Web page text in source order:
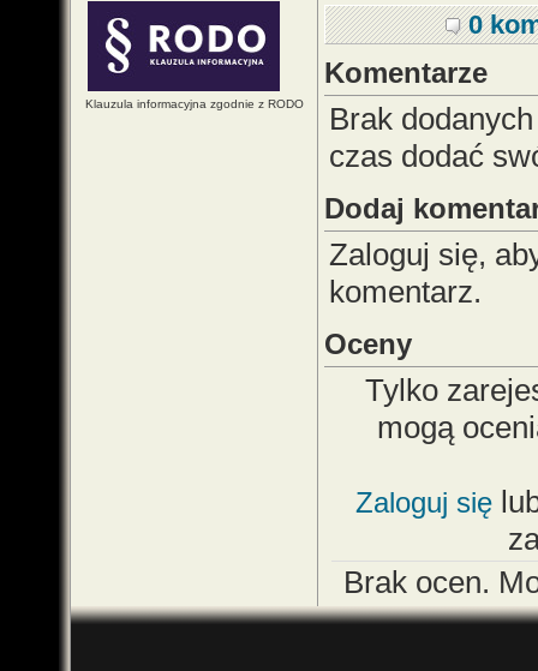
Klauzula informacyjna zgodnie z RODO
0
Komentarze
Brak
czas dodać
Dodaj
Zaloguj się,
komentarz.
Oceny
Tylko
mogą
Zaloguj się
Brak ocen.